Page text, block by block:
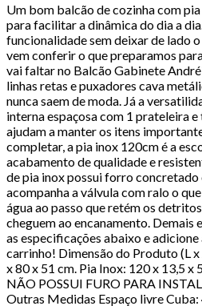
Um bom balcão de cozinha com
para facilitar a dinâmica do dia a
funcionalidade sem deixar de lado
vem conferir o que preparamos
vai faltar no Balcão Gabinete
linhas retas e puxadores cava
nunca saem de moda. Já a
interna espaçosa com 1 prateleira
ajudam a manter os itens
completar, a pia inox 120cm é a
acabamento de qualidade e
de pia inox possui forro concretado
acompanha a válvula com ralo o
água ao passo que retém os
cheguem ao encanamento. Demais
as especificações abaixo e adicione
carrinho! Dimensão do Produto (L
x 80 x 51 cm. Pia Inox: 120 x 13,5 x
NÃO POSSUI FURO PARA
Outras Medidas Espaço livre